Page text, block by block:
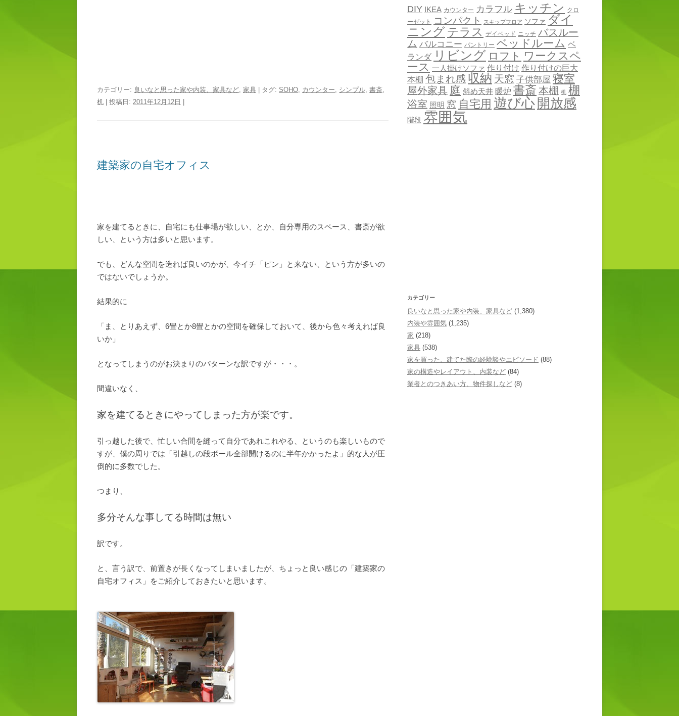
カテゴリー: 良いなと思った家や内装、家具など, 家具 | タグ: SOHO, カウンター, シンプル, 書斎,
机 | 投稿日: 2011年12月12日
建築家の自宅オフィス
家を建てるときに、自宅にも仕事場が欲しい、とか、自分専用のスペース、書斎が欲
しい、という方は多いと思います。
でも、どんな空間を造れば良いのかが、今イチ「ピン」と来ない、という方が多いの
ではないでしょうか。
結果的に
「ま、とりあえず、 6畳とか8畳とかの空間を確保しておいて、後から色々考えれば良
いか」
となってしまうのがお決まりのパターンな訳ですが・・・。
間違いなく、
家を建てるときにやってしまった方が楽です。
引っ越した後で、忙しい合間を縫って自分であれこれやる、というのも楽しいもので
すが、僕の周りでは「引越しの段ボール全部開けるのに半年かかったよ」的な人が圧
倒的に多数でした。
つまり、
多分そんな事してる時間は無い
訳です。
と、言う訳で、前置きが長くなってしまいましたが、ちょっと良い感じの「建築家の
自宅オフィス」をご紹介しておきたいと思います。
DIY IKEA カウンター カラフル キッチン クロ
ーゼット
コンパクト スキップフロア ソファ ダイ
ニングテラス デイベッド ニッチ バスルー
ム バルコニー パントリー ベッドルーム ベ
ランダ リビング ロフト ワークスペ
ース 一人掛けソファ 作り付け 作り付けの巨大
本棚 包まれ感 収納 天窓 子供部屋 寝室
屋外家具 庭 斜め天井 暖炉 書斎 本棚 机 棚
浴室 照明 窓 自宅用 遊び心 開放感
階段 雰囲気
カテゴリー
良いなと思った家や内装、家具など (1,380)
内装や雰囲気 (1,235)
家 (218)
家具 (538)
家を買った、建てた際の経験談やエピソード (88)
家の構造やレイアウト、内装など (84)
業者とのつきあい方、物件探しなど (8)